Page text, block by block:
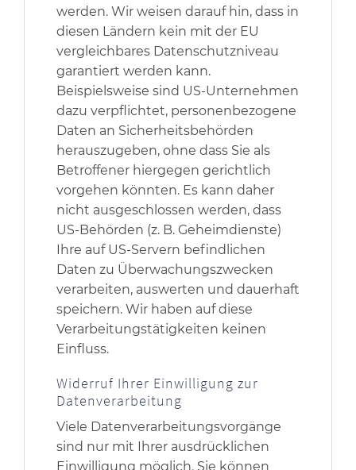
werden. Wir weisen darauf hin, dass in
diesen Ländern kein mit der EU
vergleichbares Datenschutzniveau
garantiert werden kann.
Beispielsweise sind US-Unternehmen
dazu verpflichtet, personenbezogene
Daten an Sicherheitsbehörden
herauszugeben, ohne dass Sie als
Betroffener hiergegen gerichtlich
vorgehen könnten. Es kann daher
nicht ausgeschlossen werden, dass
US-Behörden (z. B. Geheimdienste)
Ihre auf US-Servern befindlichen
Daten zu Überwachungszwecken
verarbeiten, auswerten und dauerhaft
speichern. Wir haben auf diese
Verarbeitungstätigkeiten keinen
Einfluss.
Widerruf Ihrer Einwilligung zur
Datenverarbeitung
Viele Datenverarbeitungsvorgänge
sind nur mit Ihrer ausdrücklichen
Einwilligung möglich. Sie können